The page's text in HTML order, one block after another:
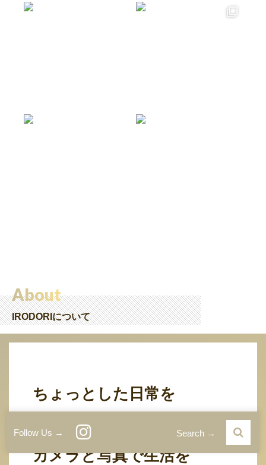
Follow Us → Search →
About
IRODORIについて
ちょっとした日常を
特別な一枚にする、
カメラと写真で生活を